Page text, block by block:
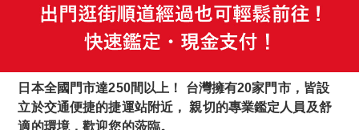
日本全國門市達250間以上！ 台灣擁有20家門市，皆設
立於交通便捷的捷運站附近， 親切的專業鑑定人員及舒
適的環境，歡迎您的蒞臨。